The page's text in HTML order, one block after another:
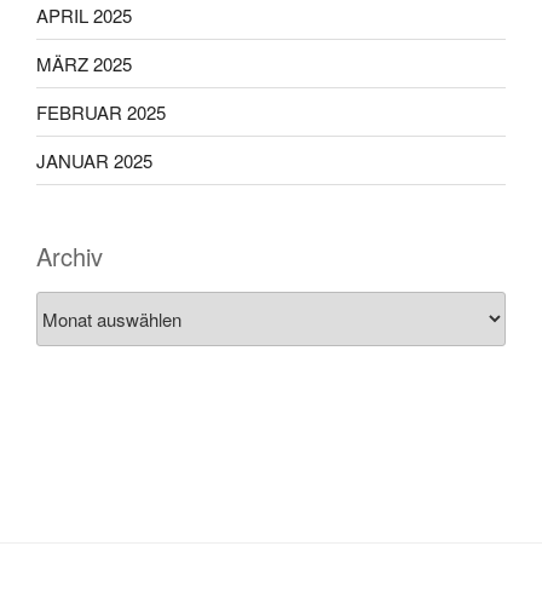
APRIL 2025
MÄRZ 2025
FEBRUAR 2025
JANUAR 2025
Archiv